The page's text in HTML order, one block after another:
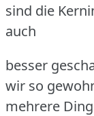
sind die
auch
besser
wir so
mehrere